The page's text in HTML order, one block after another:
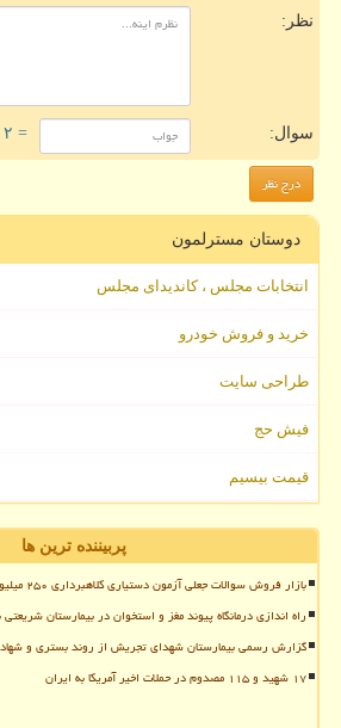
نظر:
سوال: = ۲ بعلاوه ۵
دوستان مسترلمون
انتخابات مجلس ، کاندیدای مجلس
خرید و فروش خودرو
طراحی سایت
فیش حج
قیمت بیسیم
پربیننده ترین ها
بازار فروش سوالات جعلی آزمون دستیاری کلاهبرداری ۲۵۰ میلیون تومانی از داوطلبان
راه اندازی درمانگاه پیوند مغز و استخوان در بیمارستان شریعتی
گزارش رسمی بیمارستان شهدای تجریش از روند بستری و
۱۷ شهید و ۱۱۵ مصدوم در حملات اخیر آمریکا به ایران